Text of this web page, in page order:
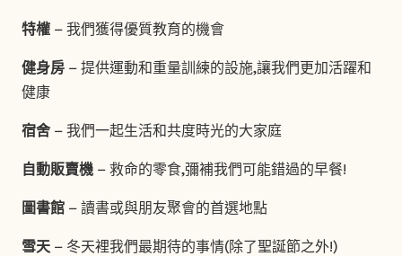
特權 – 我們獲得優質教育的機會
健身房 – 提供運動和重量訓練的設施,讓我們更加活躍和
健康
宿舍 – 我們一起生活和共度時光的大家庭
自動販賣機 – 救命的零食,彌補我們可能錯過的早餐!
圖書館 – 讀書或與朋友聚會的首選地點
雪天 – 冬天裡我們最期待的事情(除了聖誕節之外!)